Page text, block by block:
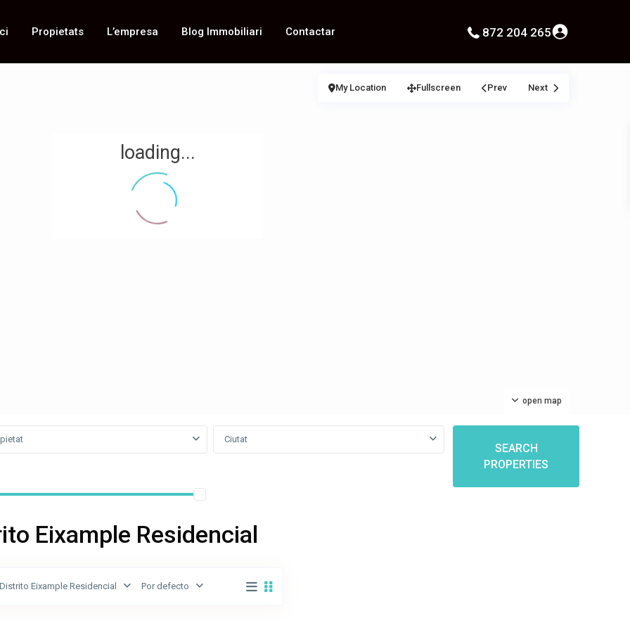
Propietats L’empresa Blog Immobiliari Contactar 872 204 265
loading...
open map
My Location Fullscreen Prev Next
Ciutat
SEARCH
PROPERTIES
Eixample Residencial
Distrito Eixample Residencial Por defecto